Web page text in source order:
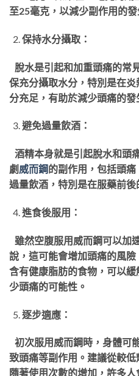
至25毫克，以減少副作用的發
保持水分攝取：
脫水是引起和加重頭痛的常
保充分攝取水分，特別是在
分充足，有助於減少頭痛的發
避免過量飲酒：
酒精本身就是引起脫水和頭
劇 威而鋼的副作用，包括頭
過量飲酒，特別是在服藥前後
進食後服用：
雖然空腹服用威而鋼可以加
說，這可能會增加頭痛的風
含有健康脂肪的食物，可以
少頭痛的可能性。
逐步適應：
初次服用威而鋼時，身體可
致頭痛等副作用。建議從較
隨著使用次數的增加，許多